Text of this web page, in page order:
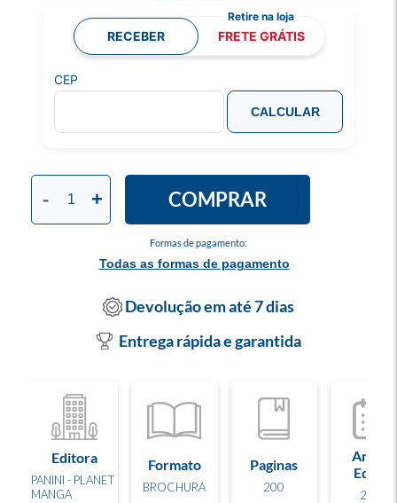
Formas de pagamento:
Todas as formas de pagamento
- + COMPRAR
RECEBER FRETE GRÁTIS
CEP
CALCULAR
Devolução em até 7 dias
Entrega rápida e garantida
Editora
PANINI - PLANET
MANGA
Formato
BROCHURA
Paginas
200
Ano de
Edição
2025